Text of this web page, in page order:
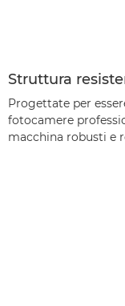
Struttura
Progettate per
fotocamere
macchina robusti e